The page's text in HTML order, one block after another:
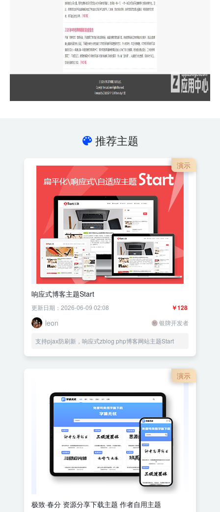
推荐主题
演示
响应式博客主题Start
￥128
更新日期：2026-06-09 02:08
leon 银牌开发者
支持pjax防刷新，响应式zblog php博客网站主题Start
演示
极致·春分 资源分享下载主题 作者自用主题